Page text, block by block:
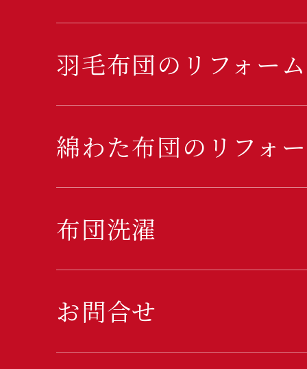
羽毛布団のリフォーム
綿わた布団のリフォ
布団洗濯
お問合せ